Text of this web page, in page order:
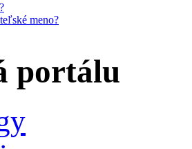
meno?
portálu